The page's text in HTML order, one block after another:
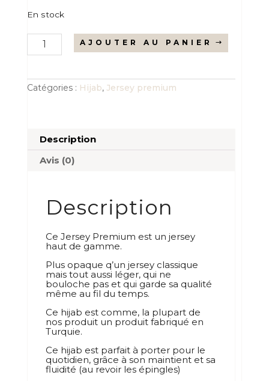
En stock
quantité
Jersey
denim
AJOUTER AU PANIER
Catégories : Hijab, Jersey premium
Description
Avis (0)
Description
Ce Jersey Premium est un jersey
haut de gamme.
Plus opaque q’un jersey classique
mais tout aussi léger, qui ne
bouloche pas et qui garde sa qualité
même au fil du temps.
Ce hijab est comme, la plupart de
nos produit un produit fabriqué en
Turquie.
Ce hijab est parfait à porter pour le
quotidien, grâce à son maintient et sa
fluidité (au revoir les épingles)